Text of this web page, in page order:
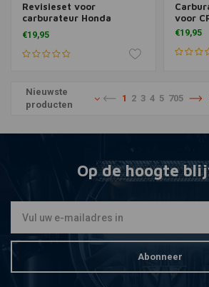
Revisieset voor
carburateur Honda
CR250R 2004-2007
€19,95
voor
€19,95
Nieuwste
producten
1 2 3 4 5 705
Op de hoogte
Abonneer